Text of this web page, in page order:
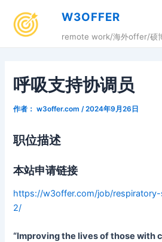
W3OFFER
remote work/海外offer/硕
呼吸支持协调员
作者： w3offer.com /2024年9月26日
职位描述
本站申请链接
https://w3offer.com/job/
2/
“Improving the lives of those with